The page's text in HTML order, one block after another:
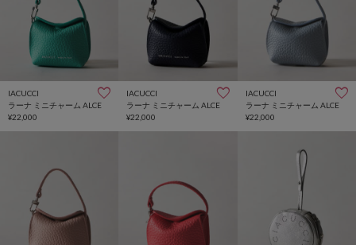
IACUCCI
ラーナ ミニチャーム ALCE
¥22,000
IACUCCI
ラーナ ミニチャーム ALCE
¥22,000
IACUCCI
ラーナ ミニチャーム ALCE
¥22,000